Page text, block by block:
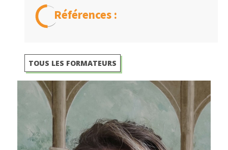
Références :
TOUS LES FORMATEURS